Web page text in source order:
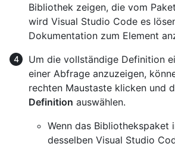
Bibliothek zeigen, die vom
wird Visual Studio Code es
Dokumentation zum Element
Um die vollständige Definition
einer Abfrage anzuzeigen,
rechten Maustaste klicken und
Definition auswählen.
Wenn das Bibliothekspaket
desselben Visual Studio